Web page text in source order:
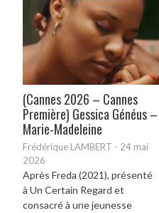
(Cannes 2026 – Cannes
Première) Gessica Généus –
Marie-Madeleine
Frédérique LAMBERT - 24 mai
2026
Après Freda (2021), présenté
à Un Certain Regard et
consacré à une jeunesse